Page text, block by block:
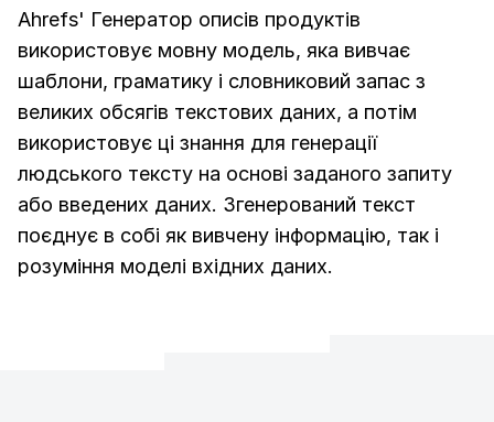
Ahrefs' Генератор описів продуктів
використовує мовну модель, яка вивчає
шаблони, граматику і словниковий запас з
великих обсягів текстових даних, а потім
використовує ці знання для генерації
людського тексту на основі заданого запиту
або введених даних. Згенерований текст
поєднує в собі як вивчену інформацію, так і
розуміння моделі вхідних даних.